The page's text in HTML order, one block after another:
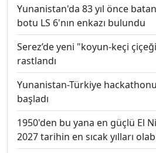
Yunanistan'da 83 yıl önce
botu LS 6'nın enkazı bulundu
Serez’de yeni "koyun-keçi
rastlandı
Yunanistan-Türkiye
başladı
1950'den bu yana en güçlü El
2027 tarihin en sıcak yılları